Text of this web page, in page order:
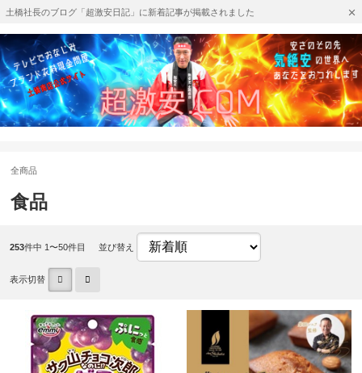
土橋社長のブログ「超激安日記」に新着記事が掲載されました
全商品
食品
253件中 1〜50件目 並び替え
表示切替